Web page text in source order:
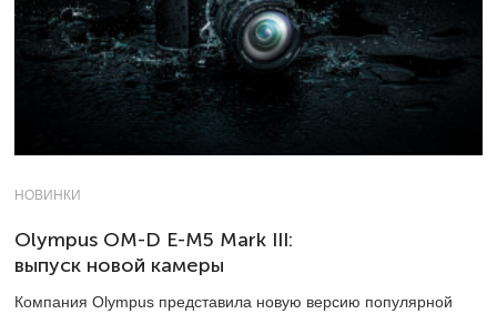
НОВИНКИ
Olympus OM-D E-M5 Mark III:
выпуск новой камеры
Компания Olympus представила новую версию популярной